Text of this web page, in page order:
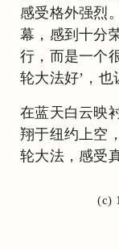
感受格外强烈
幕，感到十分
行，而是一个
轮大法好’，
在蓝天白云映
翔于纽约上空
轮大法，感受
(c)